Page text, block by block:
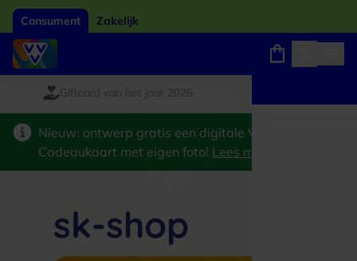
Consument Zakelijk
Giftcard van het jaar 2026Keuze uit 18.000 locaties
Winkels, webshops en uitjes
Nieuw: ontwerp gratis een digitale VVV
Cadeaukaart met eigen foto! Lees meer
sk-shop